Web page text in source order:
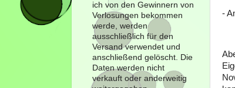
-
ich von den Gewinnern von
Verlosungen bekommen
werde, werden
ausschließlich für den
Versand verwendet und
anschließend gelöscht. Die
Daten werden nicht
verkauft oder anderweitig